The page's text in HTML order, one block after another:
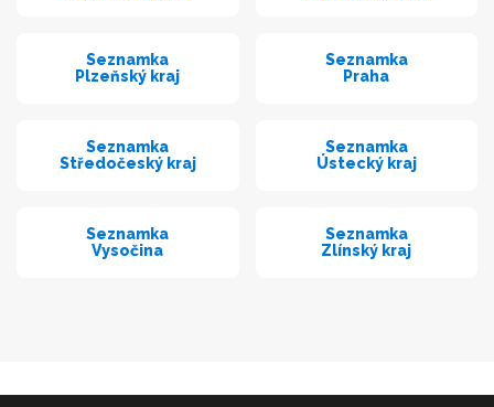
Seznamka
Plzeňský kraj
Seznamka
Praha
Seznamka
Středočeský kraj
Seznamka
Ústecký kraj
Seznamka
Vysočina
Seznamka
Zlínský kraj